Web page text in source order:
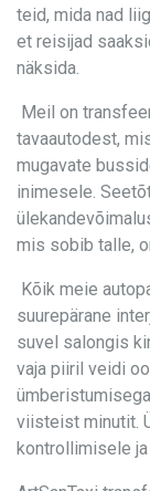
teid, mida nad
et reisijad
näksida.
Meil on
tavaautodest,
mugavate
inimesele.
mis sobib talle,
Kõik meie
suurepärane
suvel salongis
vaja piiril veidi
viisteist minutit.
kontrollimisele